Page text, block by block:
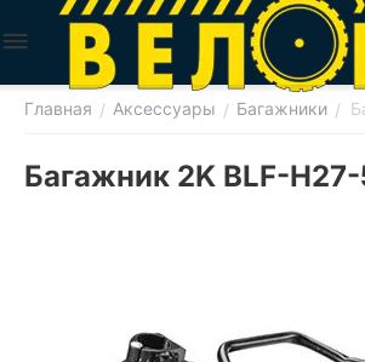
Главная / Аксессуары / Багажники /
Багажник 2K BLF-